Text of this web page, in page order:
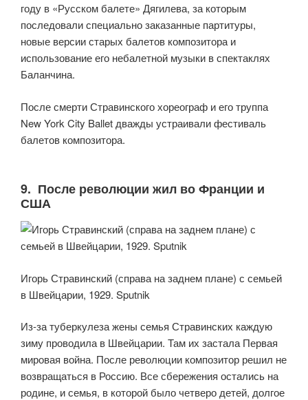
году в «Русском балете» Дягилева, за которым
последовали специально заказанные партитуры,
новые версии старых балетов композитора и
использование его небалетной музыки в спектаклях
Баланчина.
После смерти Стравинского хореограф и его труппа
New York City Ballet дважды устраивали фестиваль
балетов композитора.
9. После революции жил во Франции и
США
Игорь Стравинский (справа на заднем плане) с семьей
в Швейцарии, 1929. Sputnik
Из-за туберкулеза жены семья Стравинских каждую
зиму проводила в Швейцарии. Там их застала Первая
мировая война. После революции композитор решил не
возвращаться в Россию. Все сбережения остались на
родине, и семья, в которой было четверо детей, долгое